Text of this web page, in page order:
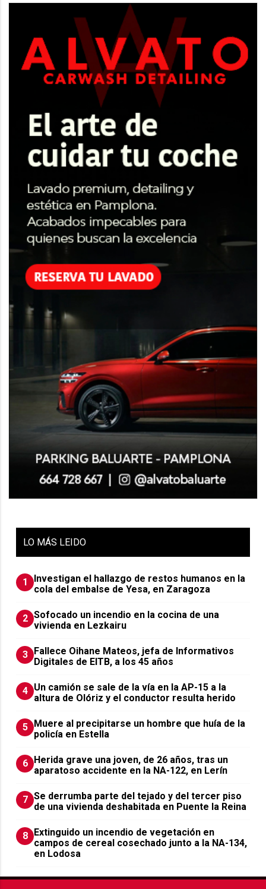
LO MÁS LEIDO
1
Investigan el hallazgo de restos humanos en la
cola del embalse de Yesa, en Zaragoza
2 Sofocado un incendio en la cocina de una
vivienda en Lezkairu
3 Fallece Oihane Mateos, jefa de Informativos
Digitales de EITB, a los 45 años
4 Un camión se sale de la vía en la AP-15 a la
altura de Olóriz y el conductor resulta herido
5 Muere al precipitarse un hombre que huía de la
policía en Estella
6 Herida grave una joven, de 26 años, tras un
aparatoso accidente en la NA-122, en Lerín
7 Se derrumba parte del tejado y del tercer piso
de una vivienda deshabitada en Puente la Reina
8 Extinguido un incendio de vegetación en
campos de cereal cosechado junto a la NA-134,
en Lodosa